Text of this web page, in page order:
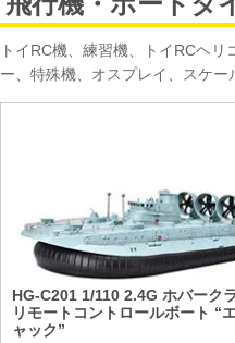
トイRC機、練習機、トイRCヘ
ー、特殊機、オスプレイ、スケ
HG-C201 1/110 2.4G ホバーク
リモートコントロールボート “
ャック”